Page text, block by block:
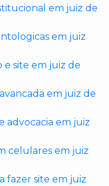
em juiz de
em juiz
e site em juiz de
em juiz de
advocacia em juiz
celulares em juiz
fazer site em juiz